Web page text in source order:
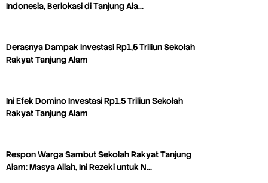
Indonesia, Berlokasi di Tanjung Ala…
Derasnya Dampak Investasi Rp1,5 Triliun Sekolah
Rakyat Tanjung Alam
Ini Efek Domino Investasi Rp1,5 Triliun Sekolah
Rakyat Tanjung Alam
Respon Warga Sambut Sekolah Rakyat Tanjung
Alam: Masya Allah, Ini Rezeki untuk N…